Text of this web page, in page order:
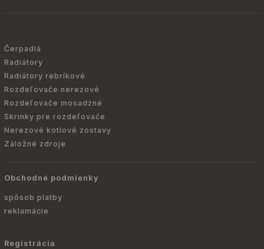
Čerpadlá
Radiátory
Radiátory rebríkové
Rozdeľovače nerezové
Rozdeľovače mosadzné
Skrinky pre rozdeľovače
Nerezové kotlové zostavy
Záložné zdroje
Obchodné podmienky
spôsob platby
reklamácie
Registrácia